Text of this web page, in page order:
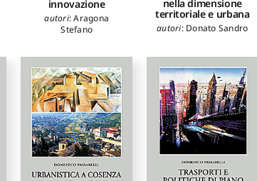
innovazione
autori:Aragona
Stefano
nella dimensione
territoriale e urbana
autori: Donato Sandro